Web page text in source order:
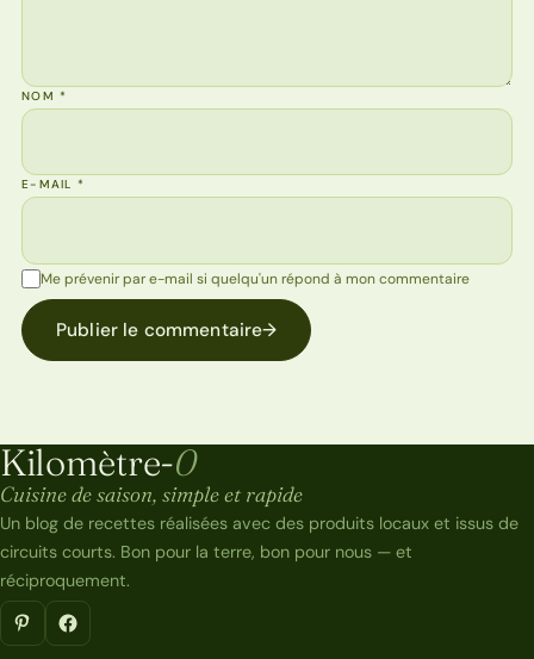
NOM*
E-MAIL*
Me prévenir par e-mail si quelqu'un répond à mon commentaire
Publier le commentaire→
Kilomètre-0
Kilomètre-0
Cuisine de saison, simple et rapide
Un blog de recettes réalisées avec des produits locaux et issus de
circuits courts. Bon pour la terre, bon pour nous — et
réciproquement.